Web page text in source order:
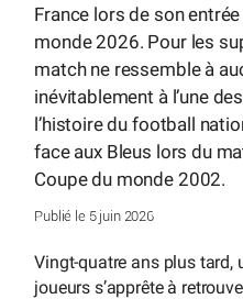
France lors de son
monde 2026. Pour les
match ne ressemble à
inévitablement à l’une
l’histoire du football
face aux Bleus lors du
Coupe du monde 2002.
Publié le 5 juin 2026
Vingt-quatre ans plus tard,
joueurs s’apprête à